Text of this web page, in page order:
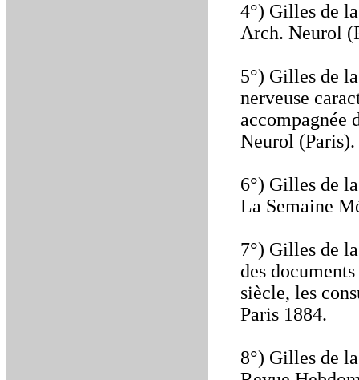
4°) Gilles de
Arch. Neurol
5°) Gilles de
nerveuse
accompagnée
Neurol
6°) Gilles de
La Semaine
7°) Gilles de
des
siècle, les
Paris 1884.
8°) Gilles de